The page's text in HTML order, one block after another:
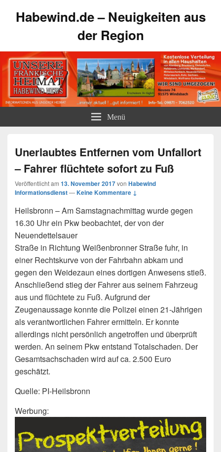
Habewind.de – Neuigkeiten aus
der Region
Menü
Unerlaubtes Entfernen vom Unfallort
– Fahrer flüchtete sofort zu Fuß
Veröffentlicht am 13. November 2017von Habewind
Informationsdienst—Keine Kommentare ↓
Heilsbronn – Am Samstagnachmittag wurde gegen
16.30 Uhr ein Pkw beobachtet, der von der
Neuendettelsauer
Straße in Richtung Weißenbronner Straße fuhr, in
einer Rechtskurve von der Fahrbahn abkam und
gegen den Weidezaun eines dortigen Anwesens stieß.
Anschließend stieg der Fahrer aus seinem Fahrzeug
aus und flüchtete zu Fuß. Aufgrund der
Zeugenaussage konnte die Polizei einen 21-Jährigen
als verantwortlichen Fahrer ermitteln. Er konnte
allerdings nicht persönlich angetroffen und überprüft
werden. An seinem Pkw entstand Totalschaden. Der
Gesamtsachschaden wird auf ca. 2.500 Euro
geschätzt.
Quelle: PI-Heilsbronn
Werbung: